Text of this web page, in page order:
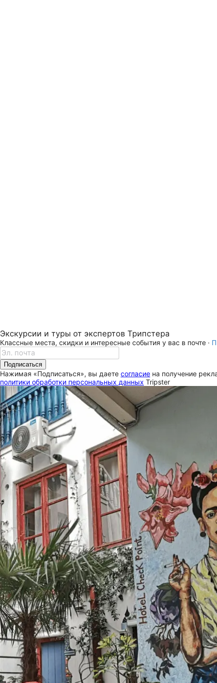
Экскурсии и туры от экспертов Трипстера
Классные места, скидки и интересные события у вас в почте ·
Подписаться
Нажимая «Подписаться», вы даете согласие на получение
политики обработки персональных данных Tripster